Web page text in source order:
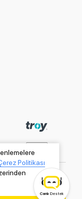
Politikası
Canlı Destek